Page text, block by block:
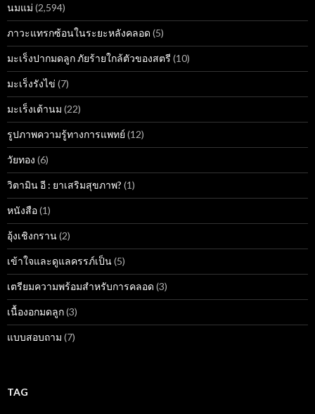
นมแม่ (2,594)
ภาวะแทรกซ้อนในระยะหลังคลอด (5)
มะเร็งปากมดลูก ภัยร้ายใกล้ตัวของสตรี (10)
มะเร็งรังไข่ (7)
มะเร็งเต้านม (22)
รูปภาพความรู้ทางการแพทย์ (12)
วัยทอง (6)
วิตามิน อี : ยาเสริมสุขภาพ? (1)
หนังสือ(1)
อุ้งเชิงกราน(2)
เข้าใจและดูแลครรภ์เป็น(5)
เตรียมความพร้อมสำหรับการคลอด (3)
เนื้องอกมดลูก(3)
แบบสอบถาม (7)
TAG